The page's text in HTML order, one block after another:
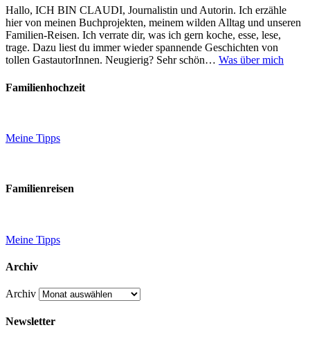
Hallo, ICH BIN CLAUDI, Journalistin und Autorin. Ich erzähle
hier von meinen Buchprojekten, meinem wilden Alltag und unseren
Familien-Reisen. Ich verrate dir, was ich gern koche, esse, lese,
trage. Dazu liest du immer wieder spannende Geschichten von
tollen GastautorInnen. Neugierig? Sehr schön… Was über mich
Familienhochzeit
Meine Tipps
Familienreisen
Meine Tipps
Archiv
Archiv
Newsletter